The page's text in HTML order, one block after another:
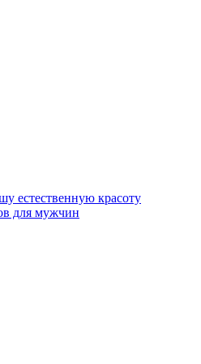
естественную красоту
для мужчин